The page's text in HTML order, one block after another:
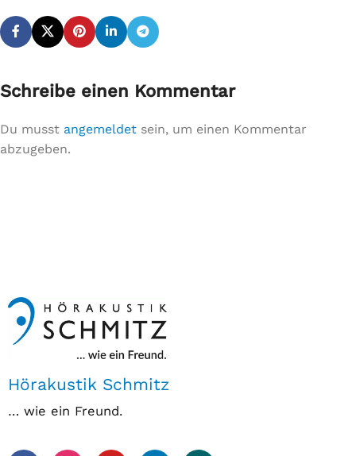
Schreibe einen Kommentar
Du musst angemeldet sein, um einen Kommentar
abzugeben.
Hörakustik Schmitz
… wie ein Freund.